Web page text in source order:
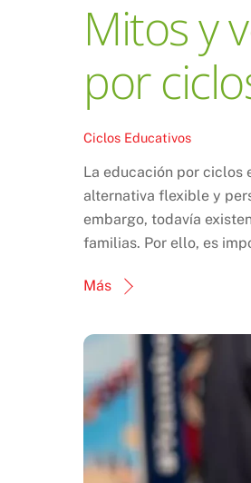
Mitos y
por
Ciclos Educativos
La educación por ciclos
alternativa flexible y
embargo, todavía
familias. Por ello, es
Más